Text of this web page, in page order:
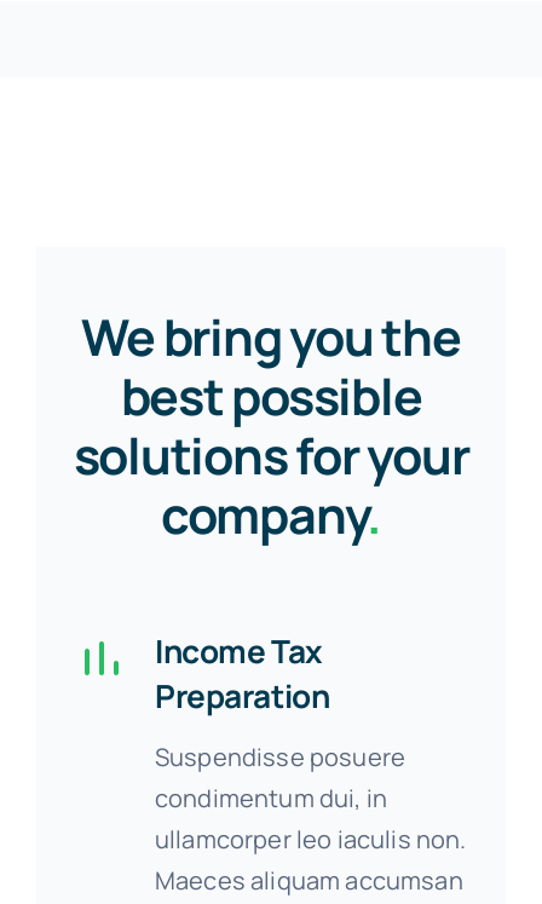
We bring you the
best possible
solutions for your
company.
Income Tax
Preparation
Suspendisse posuere
condimentum dui, in
ullamcorper leo iaculis non.
Maeces aliquam accumsan